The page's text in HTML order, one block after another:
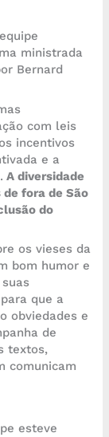
ministrada
Bernard
com leis
incentivos
e a
A diversidade
fora de São
do
os vieses da
bom humor e
que a
obviedades e
de
textos,
comunicam
esteve